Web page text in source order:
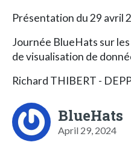
Présentation du 29 avril
Journée BlueHats sur
de visualisation de
Richard THIBERT -
BlueHats
April 29, 2024